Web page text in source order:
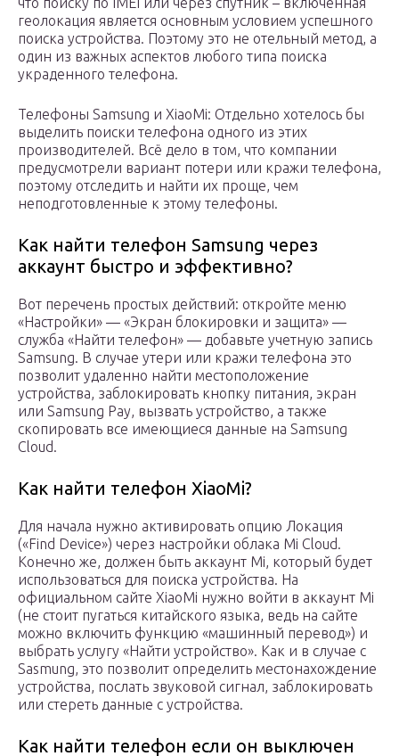
геолокация является основным условием успешного
поиска устройства. Поэтому это не отельный метод, а
один из важных аспектов любого типа поиска
украденного телефона.
Телефоны Samsung и XiaoMi: Отдельно хотелось бы
выделить поиски телефона одного из этих
производителей. Всё дело в том, что компании
предусмотрели вариант потери или кражи телефона,
поэтому отследить и найти их проще, чем
неподготовленные к этому телефоны.
Как найти телефон Samsung через
аккаунт быстро и эффективно?
Вот перечень простых действий: откройте меню
«Настройки» — «Экран блокировки и защита» —
служба «Найти телефон» — добавьте учетную запись
Samsung. В случае утери или кражи телефона это
позволит удаленно найти местоположение
устройства, заблокировать кнопку питания, экран
или Samsung Pay, вызвать устройство, а также
скопировать все имеющиеся данные на Samsung
Cloud.
Как найти телефон XiaoMi?
Для начала нужно активировать опцию Локация
(«Find Device») через настройки облака Mi Cloud.
Конечно же, должен быть аккаунт Mi, который будет
использоваться для поиска устройства. На
официальном сайте XiaoMi нужно войти в аккаунт Mi
(не стоит пугаться китайского языка, ведь на сайте
можно включить функцию «машинный перевод») и
выбрать услугу «Найти устройство». Как и в случае с
Sasmung, это позволит определить местонахождение
устройства, послать звуковой сигнал, заблокировать
или стереть данные с устройства.
Как найти телефон если он выключен